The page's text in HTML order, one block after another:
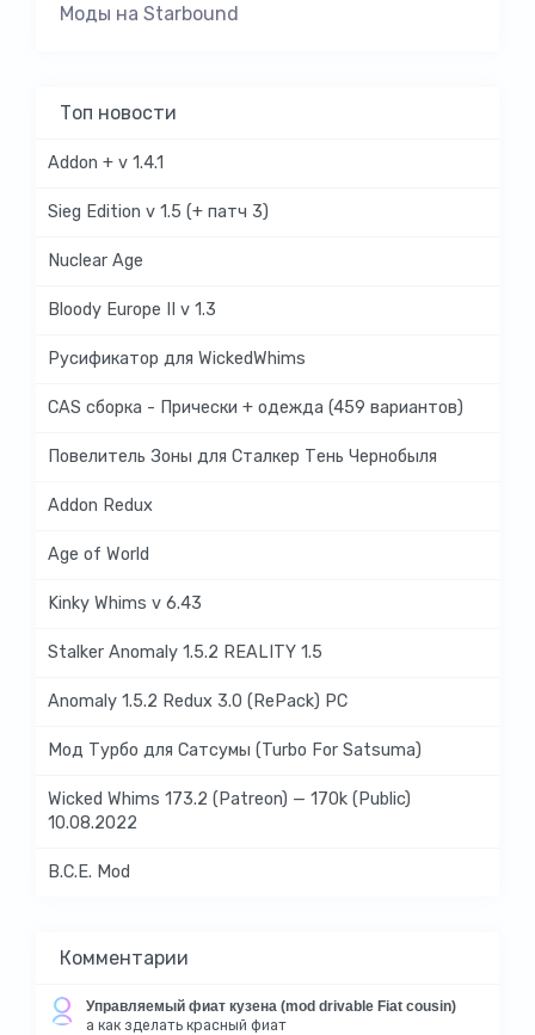
Моды на Starbound
Топ новости
Addon + v 1.4.1
Sieg Edition v 1.5 (+ патч 3)
Nuclear Age
Bloody Europe II v 1.3
Русификатор для WickedWhims
CAS сборка - Прически + одежда (459 вариантов)
Повелитель Зоны для Сталкер Тень Чернобыля
Addon Redux
Age of World
Kinky Whims v 6.43
Stalker Anomaly 1.5.2 REALITY 1.5
Anomaly 1.5.2 Redux 3.0 (RePack) PC
Мод Турбо для Сатсумы (Turbo For Satsuma)
Wicked Whims 173.2 (Patreon) — 170k (Public)
10.08.2022
B.C.E. Mod
Комментарии
Управляемый фиат кузена (mod drivable Fiat cousin)
а как зделать красный фиат